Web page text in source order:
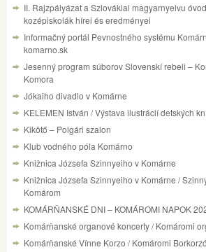
II. Rajzpályázat a Szlovákiai magyarnyelvu
kozépiskolák hírei és eredményei
Informačný portál Pevnostného systému
komarno.sk
Jesenný program súborov Slovenskí rebeli –
Komora
Jókaiho divadlo v Komárne
KELEMEN István / Výstava ilustrácií detských
Kikötő – Polgári szalon
Klub vodného póla Komárno
Knižnica Józsefa Szinnyeiho v Komárne
Knižnica Józsefa Szinnyeiho v Komárne /
Komárom
KOMÁRŇANSKÉ DNI – KOMÁROMI NAPOK
Komárňanské organové koncerty / Komáromi
Komárňanské Vínne Korzo / Komáromi Borkorzó